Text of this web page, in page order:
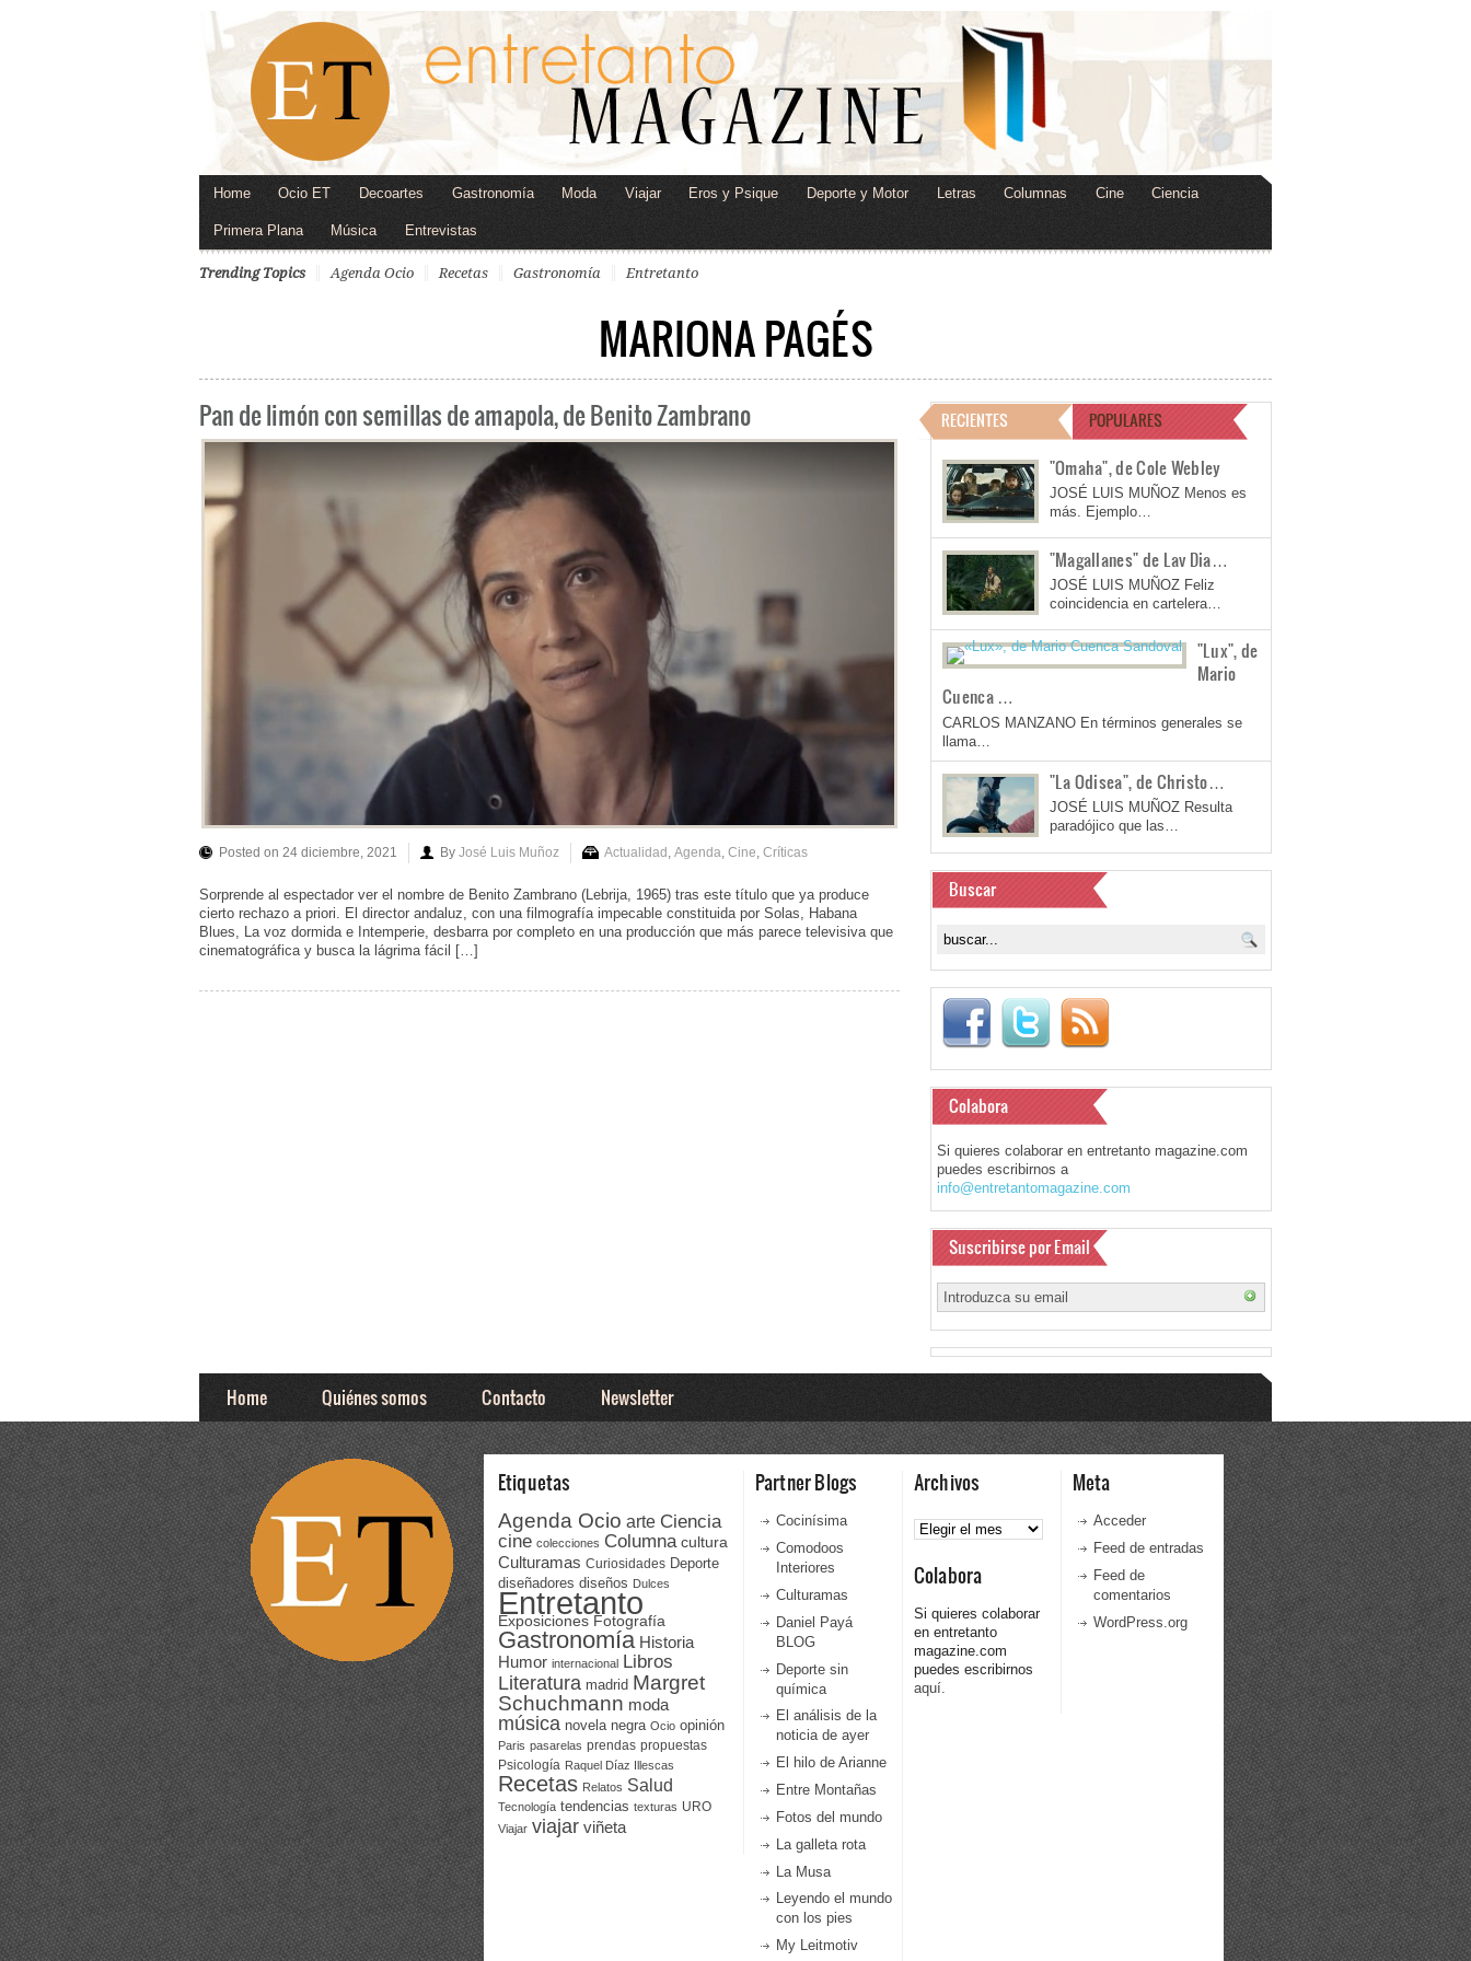
Home Ocio ET Decoartes Gastronomía Moda Viajar Eros y Psique Deporte y Motor Letras Columnas Cine Ciencia
Primera Plana Música Entrevistas
Trending Topics Agenda Ocio Recetas Gastronomía Entretanto
MARIONA PAGÉS
Pan de limón con semillas de amapola, de Benito Zambrano
Posted on 24 diciembre, 2021 By José Luis Muñoz Actualidad Agenda Cine Críticas
Sorprende al espectador ver el nombre de Benito Zambrano (Lebrija, 1965) tras este título que ya produce
cierto rechazo a priori. El director andaluz, con una filmografía impecable constituida por Solas, Habana
Blues, La voz dormida e Intemperie, desbarra por completo en una producción que más parece televisiva que
cinematográfica y busca la lágrima fácil […]
RECIENTES POPULARES
"Omaha", de Cole Webley
JOSÉ LUIS MUÑOZ Menos es
más. Ejemplo…
"Magallanes" de Lav Dia…
JOSÉ LUIS MUÑOZ Feliz
coincidencia en cartelera…
"Lux", de
Mario
Cuenca …
CARLOS MANZANO En términos generales se
llama…
"La Odisea", de Christo…
JOSÉ LUIS MUÑOZ Resulta
paradójico que las…
Buscar
Colabora
Si quieres colaborar en entretanto magazine.com
puedes escribirnos a
info@entretantomagazine.com
Suscribirse por Email
Home Quiénes somos Contacto Newsletter
Etiquetas
Agenda Ocio arte Ciencia
cine colecciones Columna cultura
Culturamas Curiosidades Deporte
diseñadores diseños Dulces
Entretanto
Exposiciones Fotografía
Gastronomía Historia
Humor internacional Libros
Literatura madrid Margret
Schuchmann moda
música novela negra Ocio opinión
Paris pasarelas prendas propuestas
Psicología Raquel Díaz Illescas
Recetas Relatos Salud
Tecnología tendencias texturas URO
Viajar viajar viñeta
Partner Blogs
Cocinísima
Comodoos
Interiores
Culturamas
Daniel Payá
BLOG
Deporte sin
química
El análisis de la
noticia de ayer
El hilo de Arianne
Entre Montañas
Fotos del mundo
La galleta rota
La Musa
Leyendo el mundo
con los pies
My Leitmotiv
Archivos
Archivos
Colabora
Si quieres colaborar
en entretanto
magazine.com
puedes escribirnos
aquí.
Meta
Acceder
Feed de entradas
Feed de
comentarios
WordPress.org